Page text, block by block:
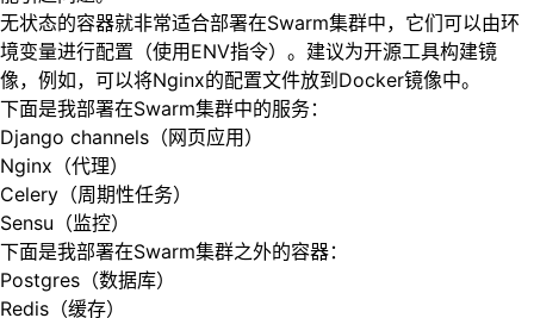
无状态的容器就非常适合部署在Swarm集群中，它们可以由环
境变量进行配置（使用ENV指令）。建议为开源工具构建镜
像，例如，可以将Nginx的配置文件放到Docker镜像中。
下面是我部署在Swarm集群中的服务：
Django channels（网页应用）
Nginx（代理）
Celery（周期性任务）
Sensu（监控）
下面是我部署在Swarm集群之外的容器：
Postgres（数据库）
Redis（缓存）